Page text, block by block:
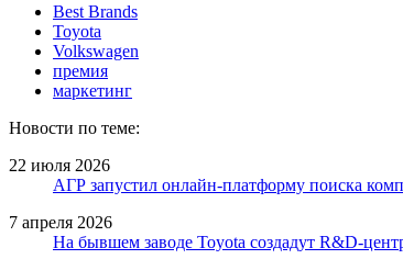
Best Brands
Toyota
Volkswagen
премия
маркетинг
Новости по теме:
22 июля 2026
АГР запустил онлайн-платформу поиска
7 апреля 2026
На бывшем заводе Toyota создадут R&D-